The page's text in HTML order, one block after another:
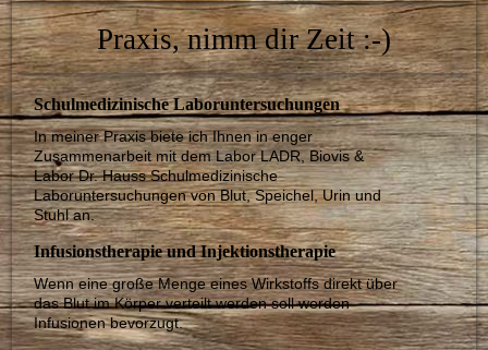
Praxis, nimm dir Zeit :-)
Schulmedizinische Laboruntersuchungen
In meiner Praxis biete ich Ihnen in enger
Zusammenarbeit mit dem Labor LADR, Biovis &
Labor Dr. Hauss Schulmedizinische
Laboruntersuchungen von Blut, Speichel, Urin und
Stuhl an.
Infusionstherapie und Injektionstherapie
Wenn eine große Menge eines Wirkstoffs direkt über
das Blut im Körper verteilt werden soll werden
Infusionen bevorzugt.